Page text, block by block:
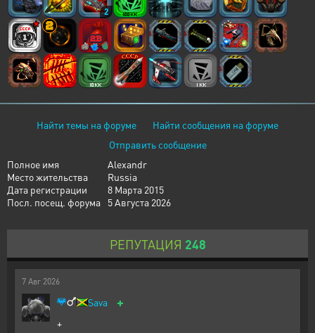
2
Найти темы на форуме
Найти сообщения на форуме
Отправить сообщение
Полное имя
Alexandr
Место жительства
Russia
Дата регистрации
8 Марта 2015
Посл. посещ. форума
5 Августа 2026
РЕПУТАЦИЯ 248
7 Авг 2026
Sava +
+